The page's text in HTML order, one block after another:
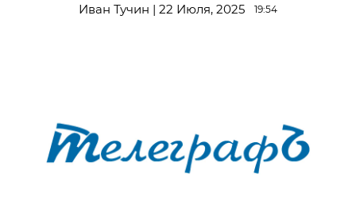
Иван Тучин | 22 Июля, 2025 19:54